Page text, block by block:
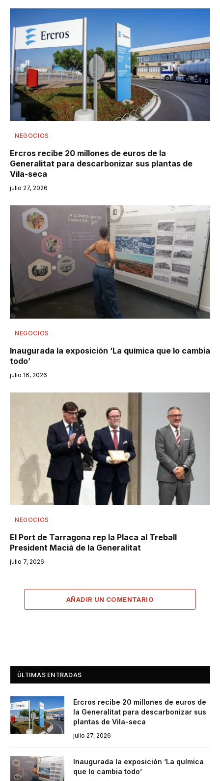
NEGOCIOS
Ercros recibe 20 millones de euros de la
Generalitat para descarbonizar sus plantas de
Vila-seca
julio 27, 2026
NEGOCIOS
Inaugurada la exposición ‘La química que lo cambia
todo’
julio 16, 2026
NEGOCIOS
El Port de Tarragona rep la Placa al Treball
President Macià de la Generalitat
julio 7, 2026
AÑADIR UN COMENTARIO
ÚLTIMAS ENTRADAS
Ercros recibe 20 millones de euros de
la Generalitat para descarbonizar sus
plantas de Vila-seca
julio 27, 2026
Inaugurada la exposición ‘La química
que lo cambia todo’